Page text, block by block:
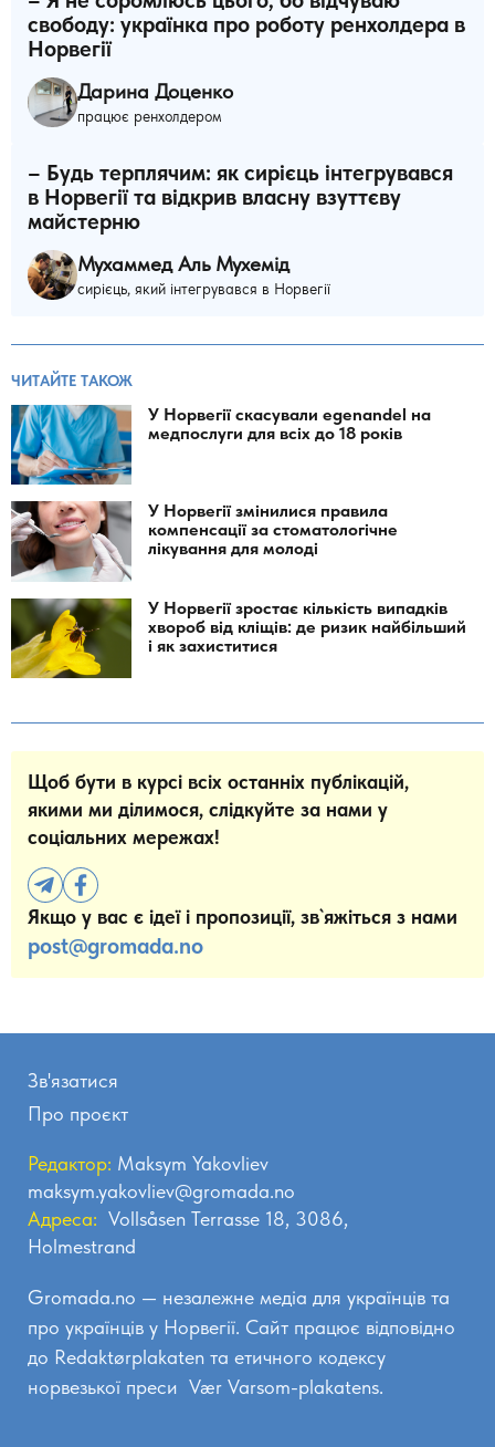
свободу: українка про роботу ренхолдера в
Норвегії
Дарина Доценко
працює ренхолдером
– Будь терплячим: як сирієць інтегрувався
в Норвегії та відкрив власну взуттєву
майстерню
Мухаммед Аль Мухемід
сирієць, який інтегрувався в Норвегії
ЧИТАЙТЕ ТАКОЖ
У Норвегії скасували egenandel на
медпослуги для всіх до 18 років
У Норвегії змінилися правила
компенсації за стоматологічне
лікування для молоді
У Норвегії зростає кількість випадків
хвороб від кліщів: де ризик найбільший
і як захиститися
Щоб бути в курсі всіх останніх публікацій,
якими ми ділимося, слідкуйте за нами у
соціальних мережах!
Якщо у вас є ідеї і пропозиції, зв`яжіться з нами
post@gromada.no
Зв'язатися
Про проєкт
Редактор: Maksym Yakovliev
maksym.yakovliev@gromada.no
Адреса: Vollsåsen Terrasse 18, 3086,
Holmestrand
Gromada.no — незалежне медіа для українців та
про українців у Норвегії. Сайт працює відповідно
до Redaktørplakaten та етичного кодексу
норвезької преси Vær Varsom-plakatens.